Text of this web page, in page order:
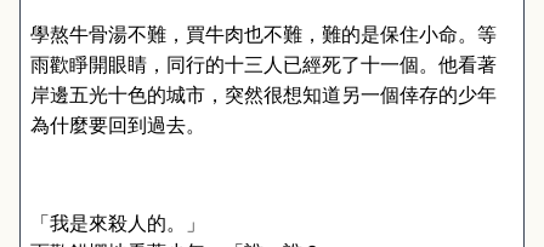
學熬牛骨湯不難，買牛肉也不難，難的是保住小命。等
雨歡睜開眼睛，同行的十三人已經死了十一個。他看著
岸邊五光十色的城市，突然很想知道另一個倖存的少年
為什麼要回到過去。
「我是來殺人的。」